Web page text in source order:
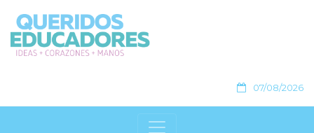
07/08/2026